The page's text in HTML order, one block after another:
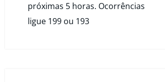
próximas 5 horas. Ocorrências
ligue 199 ou 193